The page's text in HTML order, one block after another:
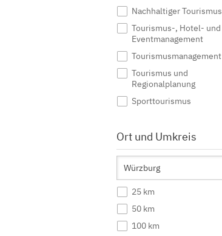
Nachhaltiger Tourismus
Tourismus-, Hotel- und
Eventmanagement
Tourismusmanagement
Tourismus und
Regionalplanung
Sporttourismus
Ort und Umkreis
25 km
50 km
100 km